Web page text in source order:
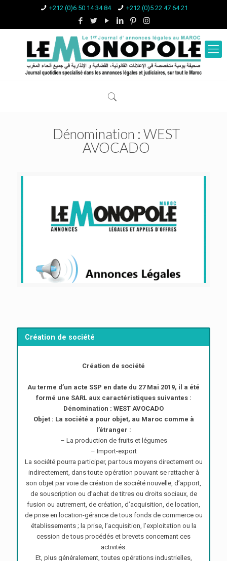
+212 (0)6 50 14 34 84 +212 (0)5 22 47 64 21
Dénomination : WEST
AVOCADO
Création de société
Création de société
Au terme d’un acte SSP en date du 27 Mai 2019, il a été
formé une SARL aux caractéristiques suivantes :
Dénomination : WEST AVOCADO
Objet : La société a pour objet, au Maroc comme à
l’étranger :
– La production de fruits et légumes
– Import-export
La société pourra participer, par tous moyens directement ou
indirectement, dans toute opération pouvant se rattacher à
son objet par voie de création de société nouvelle, d’apport,
de souscription ou d’achat de titres ou droits sociaux, de
fusion ou autrement, de création, d’acquisition, de location,
de prise en location-gérance de tous fonds de commerce ou
établissements ; la prise, l’acquisition, l’exploitation ou la
cession de tous procédés et brevets concernant ces
activités.
Et, plus généralement, toutes opérations industrielles,